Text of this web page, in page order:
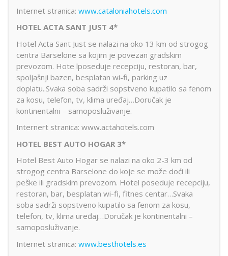
Internet stranica: www.cataloniahotels.com
HOTEL ACTA SANT JUST 4*
Hotel Acta Sant Just se nalazi na oko 13 km od strogog
centra Barselone sa kojim je povezan gradskim
prevozom. Hote lposeduje recepciju, restoran, bar,
spoljašnji bazen, besplatan wi-fi, parking uz
doplatu..Svaka soba sadrži sopstveno kupatilo sa fenom
za kosu, telefon, tv, klima uređaj…Doručak je
kontinentalni – samoposluživanje.
Internert stranica: www.actahotels.com
HOTEL BEST AUTO HOGAR 3*
Hotel Best Auto Hogar se nalazi na oko 2-3 km od
strogog centra Barselone do koje se može doći ili
peške ili gradskim prevozom. Hotel poseduje recepciju,
restoran, bar, besplatan wi-fi, fitnes centar…Svaka
soba sadrži sopstveno kupatilo sa fenom za kosu,
telefon, tv, klima uređaj…Doručak je kontinentalni –
samoposluživanje.
Internet stranica: www.besthotels.es